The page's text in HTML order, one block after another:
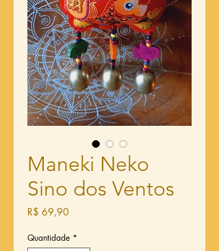
Maneki Neko
Sino dos Ventos
R$ 69,90
Quantidade *